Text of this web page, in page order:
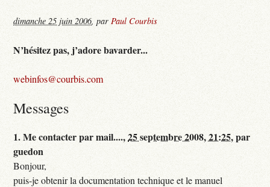
dimanche 25 juin 2006,parPaul Courbis
N’hésitez pas, j’adore bavarder...
webinfos@courbis.com
Messages
1.Me contacter par mail....,25 septembre 2008, 21:25,par
guedon
Bonjour,
puis-je obtenir la documentation technique et le manuel